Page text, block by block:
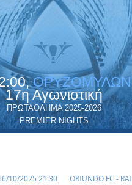
ΟΡΥΖΟΜΥΛΩΝ
17η Αγωνιστική
ΠΡΩΤΑΘΛΗΜΑ 2025-2026
PREMIER NIGHTS
10/2025 21:30
ORIUNDO FC -